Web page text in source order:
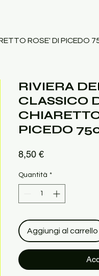
ROSE' DI PICEDO
RIVIERA
CLASSICO
PICEDO
8,50 €Prezzo
Quantità *
Aggiungi al carrello